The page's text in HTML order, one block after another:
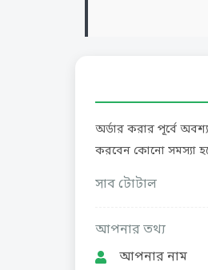
অর্ডার করার পূর্বে
করবেন কোনো সমস্যা
সাব টোটাল
আপনার তথ্য
আপনার নাম